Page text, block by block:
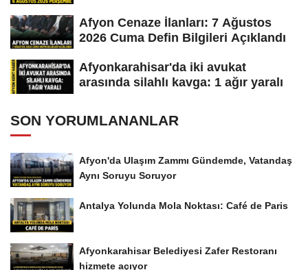
Afyon Cenaze İlanları: 7 Ağustos
2026 Cuma Defin Bilgileri Açıklandı
Afyonkarahisar'da iki avukat
arasında silahlı kavga: 1 ağır yaralı
SON YORUMLANANLAR
Afyon'da Ulaşım Zammı Gündemde, Vatandaş
Aynı Soruyu Soruyor
Antalya Yolunda Mola Noktası: Café de Paris
Afyonkarahisar Belediyesi Zafer Restoranı
hizmete açıyor